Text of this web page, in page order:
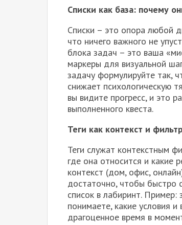
Списки как база: почему
Списки – это опора любой
что ничего важного не
блока задач – это ваша
маркеры для визуальной
задачу формулируйте так,
снижает психологическую
вы видите прогресс, и это
выполненного квеста.
Теги как контекст и
Теги служат контекстным
где она относится и какие
контекст (дом, офис,
достаточно, чтобы быстро
список в лабиринт. Пример:
понимаете, какие условия
драгоценное время в